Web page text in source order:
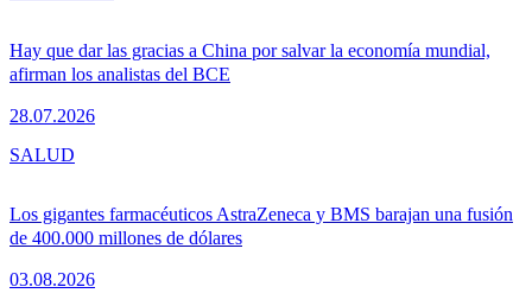
Hay que dar las gracias a China por salvar la economía mundial,
afirman los analistas del BCE
28.07.2026
Los gigantes farmacéuticos AstraZeneca y BMS barajan una fusión
de 400.000 millones de dólares
03.08.2026
SALUD